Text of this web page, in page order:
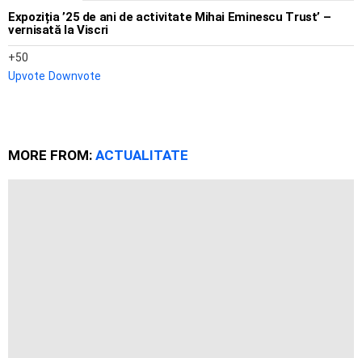
Expoziția ’25 de ani de activitate Mihai Eminescu Trust’ –
vernisată la Viscri
50
Upvote Downvote
MORE FROM: ACTUALITATE